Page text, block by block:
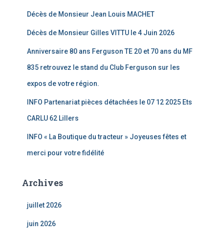
Décès de Monsieur Jean Louis MACHET
Décès de Monsieur Gilles VITTU le 4 Juin 2026
Anniversaire 80 ans Ferguson TE 20 et 70 ans du MF
835 retrouvez le stand du Club Ferguson sur les
expos de votre région.
INFO Partenariat pièces détachées le 07 12 2025 Ets
CARLU 62 Lillers
INFO « La Boutique du tracteur » Joyeuses fêtes et
merci pour votre fidélité
Archives
juillet 2026
juin 2026